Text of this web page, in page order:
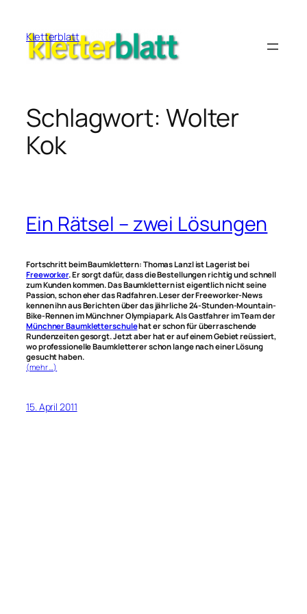
Inhalt
springen
Kletterblatt
Schlagwort: Wolter
Kok
Ein Rätsel – zwei Lösungen
Fortschritt beim Baumklettern: Thomas Lanzl ist Lagerist bei
Freeworker. Er sorgt dafür, dass die Bestellungen richtig und schnell
zum Kunden kommen. Das Baumklettern ist eigentlich nicht seine
Passion, schon eher das Radfahren. Leser der Freeworker-News
kennen ihn aus Berichten über das jährliche 24-Stunden-Mountain-
Bike-Rennen im Münchner Olympiapark. Als Gastfahrer im Team der
Münchner Baumkletterschulehat er schon für überraschende
Rundenzeiten gesorgt. Jetzt aber hat er auf einem Gebiet reüssiert,
wo professionelle Baumkletterer schon lange nach einer Lösung
gesucht haben.
(mehr …)
15. April 2011